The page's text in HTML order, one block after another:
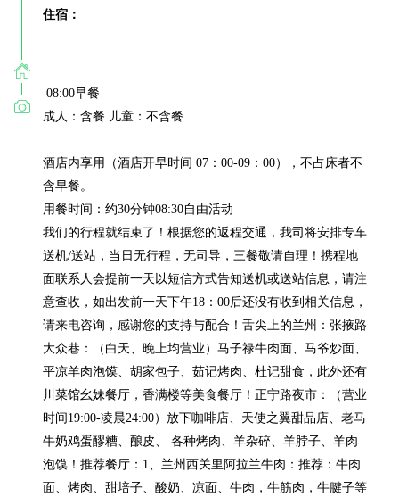
住宿：
08:00早餐
成人：含餐 儿童：不含餐
酒店内享用（酒店开早时间 07：00-09：00），不占床者不
含早餐。
用餐时间：约30分钟08:30自由活动
我们的行程就结束了！根据您的返程交通，我司将安排专车
送机/送站，当日无行程，无司导，三餐敬请自理！携程地
面联系人会提前一天以短信方式告知送机或送站信息，请注
意查收，如出发前一天下午18：00后还没有收到相关信息，
请来电咨询，感谢您的支持与配合！舌尖上的兰州：张掖路
大众巷：（白天、晚上均营业）马子禄牛肉面、马爷炒面、
平凉羊肉泡馍、胡家包子、茹记烤肉、杜记甜食，此外还有
川菜馆幺妹餐厅，香满楼等美食餐厅！正宁路夜市：（营业
时间19:00-凌晨24:00）放下咖啡店、天使之翼甜品店、老马
牛奶鸡蛋醪糟、酿皮、 各种烤肉、羊杂碎、羊脖子、羊肉
泡馍！推荐餐厅：1、兰州西关里阿拉兰牛肉：推荐：牛肉
面、烤肉、甜培子、酸奶、凉面、牛肉，牛筋肉，牛腱子等